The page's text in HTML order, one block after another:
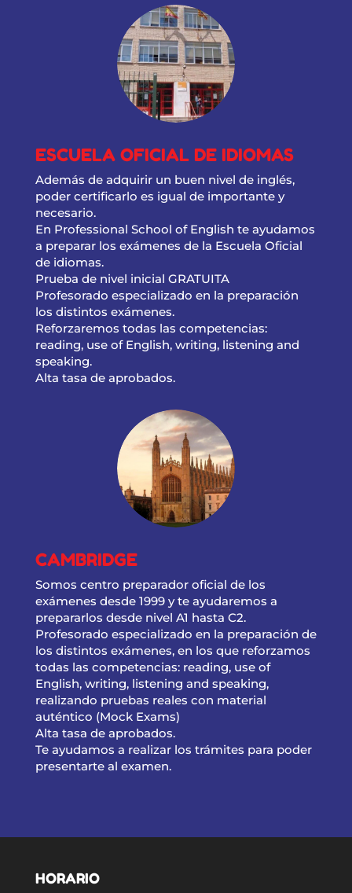
ESCUELA OFICIAL DE IDIOMAS
Además de adquirir un buen nivel de inglés,
poder certificarlo es igual de importante y
necesario.
En Professional School of English te ayudamos
a preparar los exámenes de la Escuela Oficial
de idiomas.
Prueba de nivel inicial GRATUITA
Profesorado especializado en la preparación
los distintos exámenes.
Reforzaremos todas las competencias:
reading, use of English, writing, listening and
speaking.
Alta tasa de aprobados.
CAMBRIDGE
Somos centro preparador oficial de los
exámenes desde 1999 y te ayudaremos a
prepararlos desde nivel A1 hasta C2.
Profesorado especializado en la preparación de
los distintos exámenes, en los que reforzamos
todas las competencias: reading, use of
English, writing, listening and speaking,
realizando pruebas reales con material
auténtico (Mock Exams)
Alta tasa de aprobados.
Te ayudamos a realizar los trámites para poder
presentarte al examen.
HORARIO